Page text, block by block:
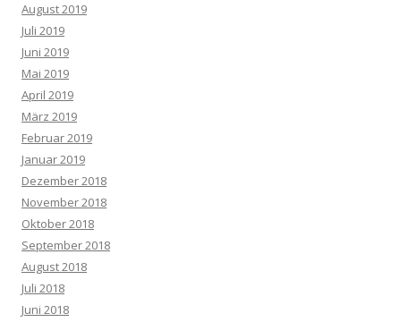
August 2019
Juli 2019
Juni 2019
Mai 2019
April 2019
März 2019
Februar 2019
Januar 2019
Dezember 2018
November 2018
Oktober 2018
September 2018
August 2018
Juli 2018
Juni 2018